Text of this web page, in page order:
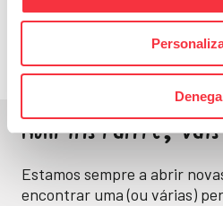
para o teu
Num instante,
Estamos sempre a abrir
encontrar uma (ou várias)